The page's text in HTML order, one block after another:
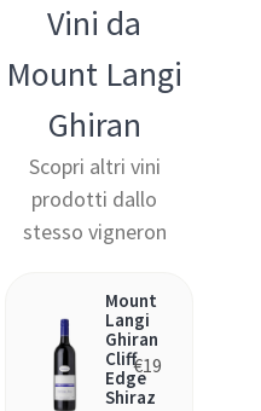
Vini da
Mount Langi
Ghiran
Scopri altri vini
prodotti dallo
stesso vigneron
Mount
Langi
Ghiran
Cliff
Edge
Shiraz
€19